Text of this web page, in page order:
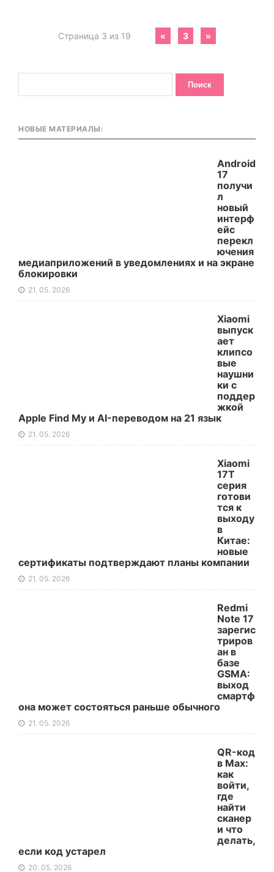
Страница 3 из 19 « 3 »
НОВЫЕ МАТЕРИАЛЫ:
Android
17
получи
л
новый
интерф
ейс
перекл
ючения
медиаприложений в уведомлениях и на экране
блокировки
21. 05. 2026
Xiaomi
выпуск
ает
клипсо
вые
наушни
ки с
поддер
жкой
Apple Find My и AI-переводом на 21 язык
21. 05. 2026
Xiaomi
17T
серия
готови
тся к
выходу
в
Китае:
новые
сертификаты подтверждают планы компании
21. 05. 2026
Redmi
Note 17
зарегис
триров
ан в
базе
GSMA:
выход
смартф
она может состояться раньше обычного
21. 05. 2026
QR-код
в Max:
как
войти,
где
найти
сканер
и что
делать,
если код устарел
20. 05. 2026